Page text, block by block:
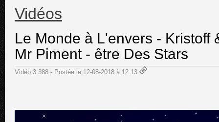
Vidéos
Le Monde à L'envers - Kristoff
Mr Piment - être Des Stars
Vidéo 3 388 - Postée le 12-08-2018 à 12:13